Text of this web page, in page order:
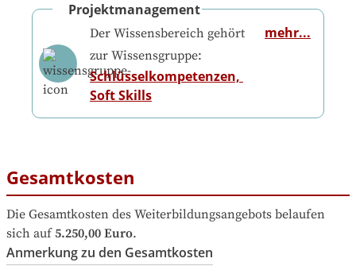
Projektmanagement
Der Wissensbereich gehört
zur Wissensgruppe:
Schlüsselkompetenzen,
Soft Skills
mehr...
Gesamtkosten
Die Gesamtkosten des Weiterbildungsangebots belaufen
sich auf 5.250,00 Euro.
Anmerkung zu den Gesamtkosten